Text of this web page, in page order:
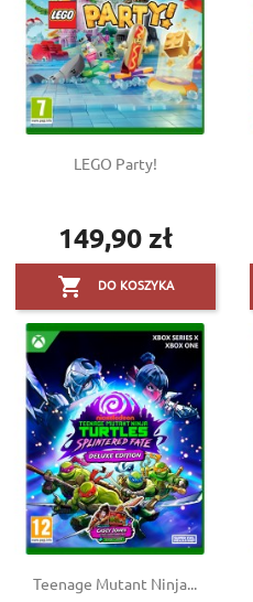
LEGO Party!
Cena
149,90 zł
 DO KOSZYKA
Teenage Mutant Ninja...